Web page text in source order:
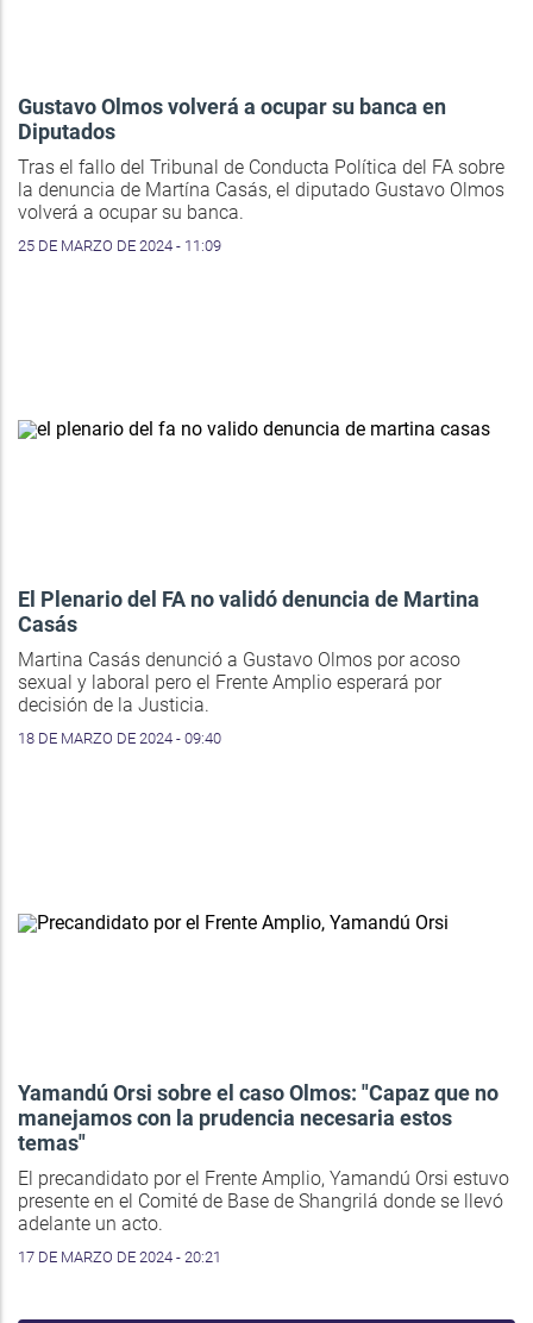
Gustavo Olmos volverá a ocupar su banca en
Diputados
Tras el fallo del Tribunal de Conducta Política del FA sobre
la denuncia de Martína Casás, el diputado Gustavo Olmos
volverá a ocupar su banca.
25 DE MARZO DE 2024 - 11:09
El Plenario del FA no validó denuncia de Martina
Casás
Martina Casás denunció a Gustavo Olmos por acoso
sexual y laboral pero el Frente Amplio esperará por
decisión de la Justicia.
18 DE MARZO DE 2024 - 09:40
Yamandú Orsi sobre el caso Olmos: "Capaz que no
manejamos con la prudencia necesaria estos
temas"
El precandidato por el Frente Amplio, Yamandú Orsi estuvo
presente en el Comité de Base de Shangrilá donde se llevó
adelante un acto.
17 DE MARZO DE 2024 - 20:21